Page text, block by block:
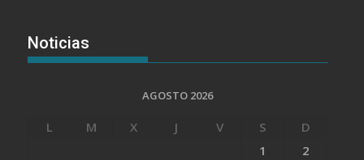
Noticias
AGOSTO 2026
L M X J V S
D
1
2